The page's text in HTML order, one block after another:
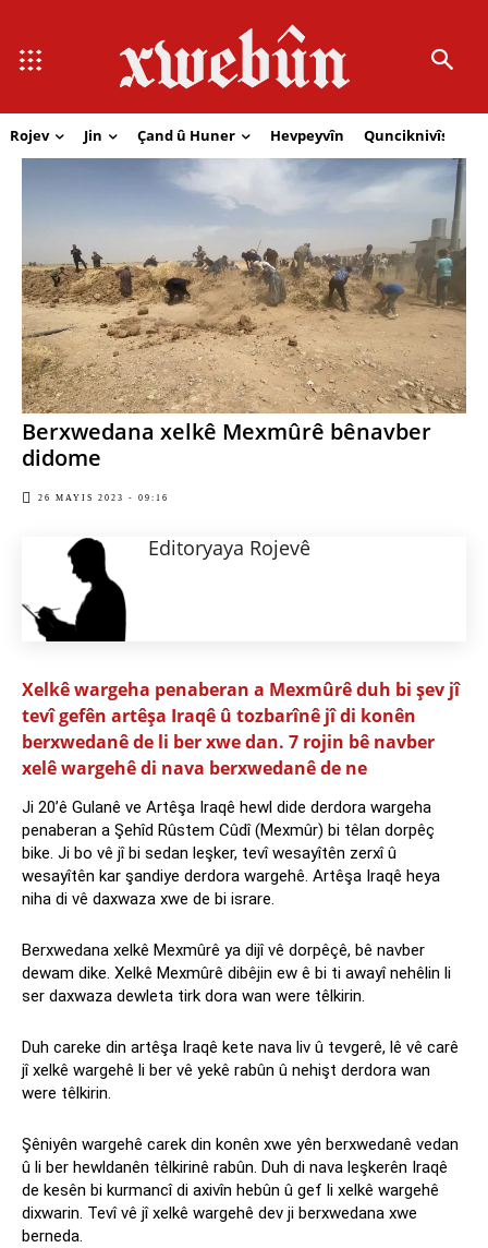
Rojev Jin Çand û Huner Hevpeyvîn Qunciknivîs
Berxwedana xelkê Mexmûrê bênavber
didome
26 MAYIS 2023 - 09:16
Editoryaya Rojevê
Xelkê wargeha penaberan a Mexmûrê duh bi şev jî
tevî gefên artêşa Iraqê û tozbarînê jî di konên
berxwedanê de li ber xwe dan. 7 rojin bê navber
xelê wargehê di nava berxwedanê de ne
Ji 20’ê Gulanê ve Artêşa Iraqê hewl dide derdora wargeha
penaberan a Şehîd Rûstem Cûdî (Mexmûr) bi têlan dorpêç
bike. Ji bo vê jî bi sedan leşker, tevî wesayîtên zerxî û
wesayîtên kar şandiye derdora wargehê. Artêşa Iraqê heya
niha di vê daxwaza xwe de bi israre.
Berxwedana xelkê Mexmûrê ya dijî vê dorpêçê, bê navber
dewam dike. Xelkê Mexmûrê dibêjin ew ê bi ti awayî nehêlin li
ser daxwaza dewleta tirk dora wan were têlkirin.
Duh careke din artêşa Iraqê kete nava liv û tevgerê, lê vê carê
jî xelkê wargehê li ber vê yekê rabûn û nehişt derdora wan
were têlkirin.
Şêniyên wargehê carek din konên xwe yên berxwedanê vedan
û li ber hewldanên têlkirinê rabûn. Duh di nava leşkerên Iraqê
de kesên bi kurmancî di axivîn hebûn û gef li xelkê wargehê
dixwarin. Tevî vê jî xelkê wargehê dev ji berxwedana xwe
berneda.